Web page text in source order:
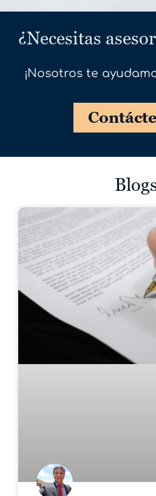
¿Necesitas
¡Nosotros te